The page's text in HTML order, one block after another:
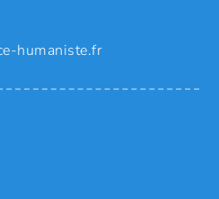
humaniste.fr